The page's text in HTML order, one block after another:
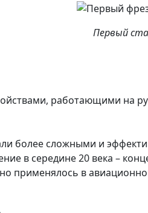
Первый
работающими на
более сложными и
в середине 20 века –
применялось в